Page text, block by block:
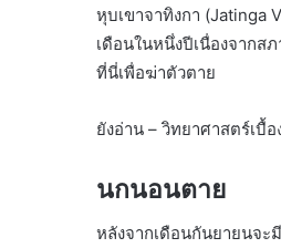
หุบเขาจาทิงกา (Jatinga
เดือนในหนึ่งปีเนื่องจาก
ที่นี่เพื่อฆ่าตัวตาย
ยังอ่าน – วิทยาศาสตร์เบื้
นกนอนตาย
หลังจากเดือนกันยายนจ